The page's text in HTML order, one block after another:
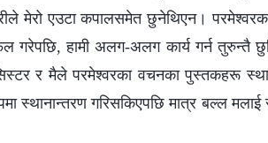
मेरो एउटा कपालसमेत छुनेथिएन।
गरेपछि, हामी अलग-अलग कार्य गर्न तुरुन्तै
र मैले परमेश्‍वरका वचनका पुस्तकहरू
स्थानान्तरण गरिसकिएपछि मात्र बल्ल